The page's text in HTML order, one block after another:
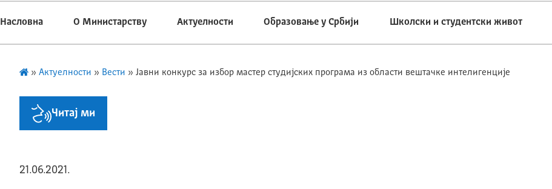
Насловна О Министарству Актуелности Образовање у Србији Школски и студентски живот
» Актуелности » Вести » Јавни конкурс за избор мастер студијских програма из области вештачке интелигенције
Читај ми
21.06.2021.